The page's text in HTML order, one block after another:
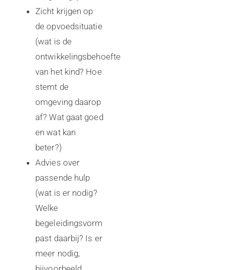
Zicht krijgen op
de opvoedsituatie
(wat is de
ontwikkelingsbehoefte
van het kind? Hoe
stemt de
omgeving daarop
af? Wat gaat goed
en wat kan
beter?)
Advies over
passende hulp
(wat is er nodig?
Welke
begeleidingsvorm
past daarbij? Is er
meer nodig,